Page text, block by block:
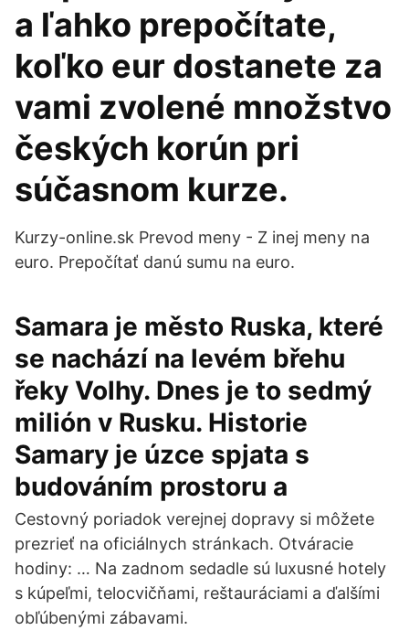
a ľahko prepočítate,
koľko eur dostanete za
vami zvolené množstvo
českých korún pri
súčasnom kurze.
Kurzy-online.sk Prevod meny - Z inej meny na
euro. Prepočítať danú sumu na euro.
Samara je město Ruska, které
se nachází na levém břehu
řeky Volhy. Dnes je to sedmý
milión v Rusku. Historie
Samary je úzce spjata s
budováním prostoru a
Cestovný poriadok verejnej dopravy si môžete
prezrieť na oficiálnych stránkach. Otváracie
hodiny: … Na zadnom sedadle sú luxusné hotely
s kúpeľmi, telocvičňami, reštauráciami a ďalšími
obľúbenými zábavami.